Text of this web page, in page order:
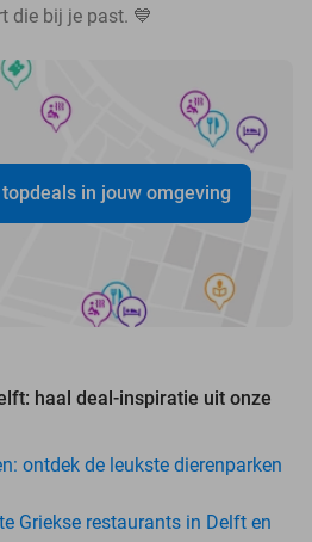
die bij je past. 💙
in jouw omgeving
haal deal-inspiratie uit onze
ontdek de leukste dierenparken
Griekse restaurants in Delft en